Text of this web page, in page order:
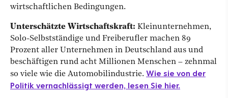
wirtschaftlichen Bedingungen.
Unterschätzte Wirtschaftskraft: Kleinunternehmen,
Solo-Selbstständige und Freiberufler machen 89
Prozent aller Unternehmen in Deutschland aus und
beschäftigen rund acht Millionen Menschen – zehnmal
so viele wie die Automobilindustrie. Wie sie von der
Politik vernachlässigt werden, lesen Sie hier.